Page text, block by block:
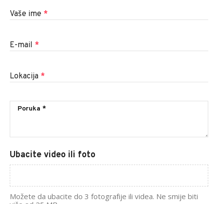
Vaše ime *
E-mail *
Lokacija *
Ubacite video ili foto
Možete da ubacite do 3 fotografije ili videa. Ne smije biti